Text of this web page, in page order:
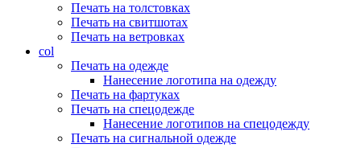
Печать на толстовках
Печать на свитшотах
Печать на ветровках
col
Печать на одежде
Нанесение логотипа на одежду
Печать на фартуках
Печать на спецодежде
Нанесение логотипов на спецодежду
Печать на сигнальной одежде